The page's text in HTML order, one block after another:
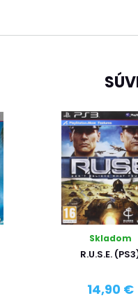
Skladom
R.U.S.E.
14,90 €